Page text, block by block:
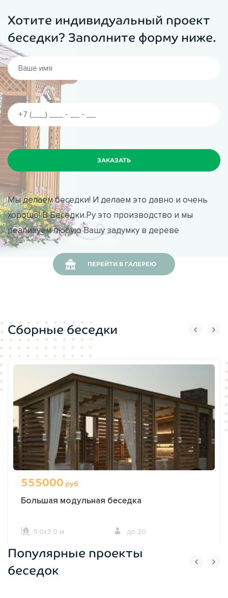
Хотите индивидуальный проект
беседки? Заполните форму ниже.
Мы делаем беседки! И делаем это давно и очень
хорошо! В Беседки.Ру это производство и мы
реализуем любую Вашу задумку в дереве
ПЕРЕЙТИ В ГАЛЕРЕЮ
Сборные беседки
555000 руб
Большая модульная беседка
5,0х3,0 м. до 20
ОФОРМИТЬ ЗАКАЗ
Популярные проекты
беседок